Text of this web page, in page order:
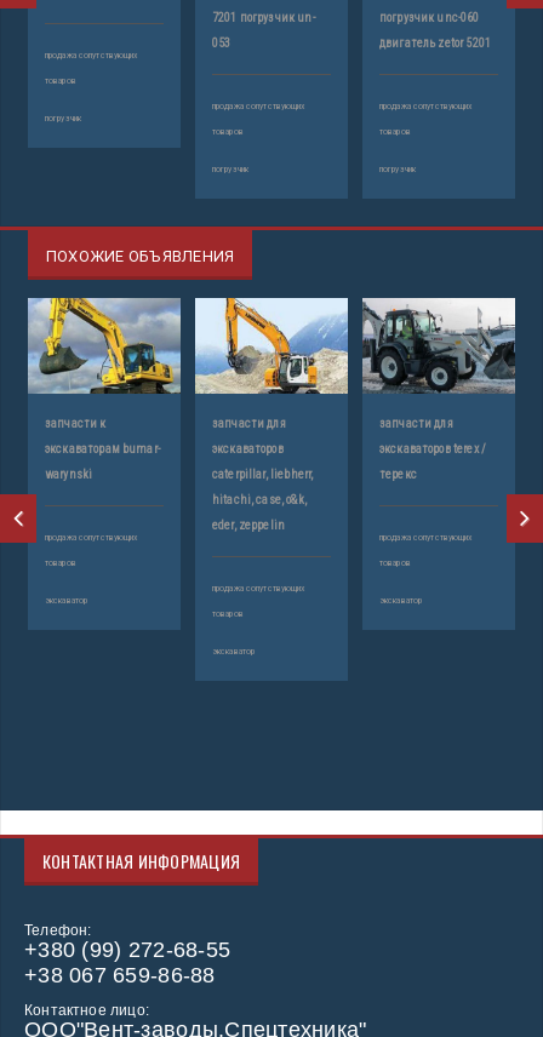
продажа сопутствующих
товаров
погрузчик
7201 погрузчик un-
053
продажа сопутствующих
товаров
погрузчик
погрузчик unc-060
двигатель zetor 5201
продажа сопутствующих
товаров
погрузчик
ПОХОЖИЕ ОБЪЯВЛЕНИЯ
запчасти к
экскаваторам bumar-
warynski
продажа сопутствующих
товаров
экскаватор
запчасти для
экскаваторов
caterpillar, liebherr,
hitachi, case, o&k,
eder, zeppelin
продажа сопутствующих
товаров
экскаватор
запчасти для
экскаваторов terex /
терекс
продажа сопутствующих
товаров
экскаватор
КОНТАКТНАЯ ИНФОРМАЦИЯ
Телефон:
+380 (99) 272-68-55
+38 067 659-86-88
Контактное лицо:
ООО"Вент-заводы.Спецтехника"